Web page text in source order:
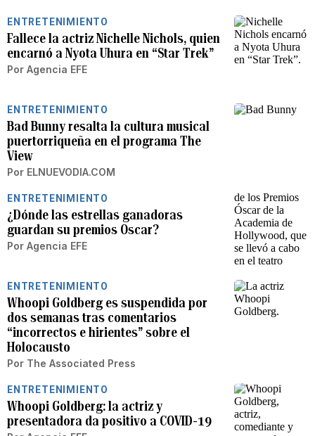
ENTRETENIMIENTO
Fallece la actriz Nichelle Nichols, quien
encarnó a Nyota Uhura en “Star Trek”
Por Agencia EFE
ENTRETENIMIENTO
Bad Bunny resalta la cultura musical
puertorriqueña en el programa The
View
Por ELNUEVODIA.COM
ENTRETENIMIENTO
¿Dónde las estrellas ganadoras
guardan su premios Oscar?
Por Agencia EFE
ENTRETENIMIENTO
Whoopi Goldberg es suspendida por
dos semanas tras comentarios
“incorrectos e hirientes” sobre el
Holocausto
Por The Associated Press
ENTRETENIMIENTO
Whoopi Goldberg: la actriz y
presentadora da positivo a COVID-19